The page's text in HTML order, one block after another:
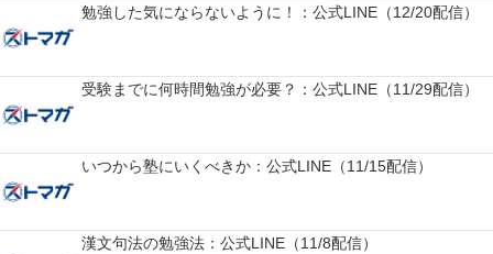
勉強した気にならないように！：公式LINE（12/20配信）
受験までに何時間勉強が必要？：公式LINE（11/29配信）
いつから塾にいくべきか：公式LINE（11/15配信）
漢文句法の勉強法：公式LINE（11/8配信）